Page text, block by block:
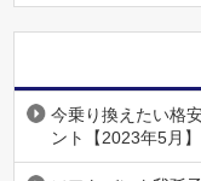
今乗り換えたい格
ント【2023年5月】